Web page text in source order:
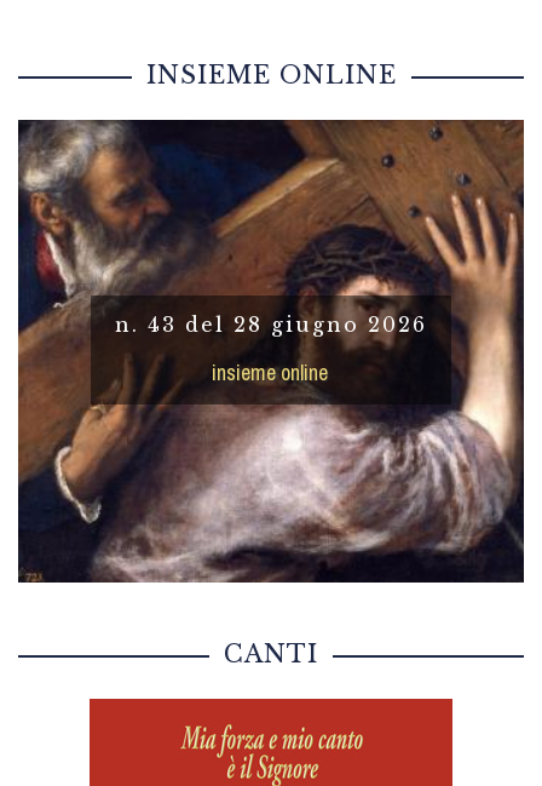
INSIEME ONLINE
n. 43 del 28 giugno 2026
insieme online
CANTI